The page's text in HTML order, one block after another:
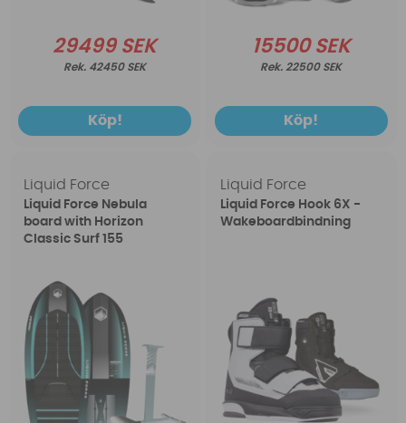
29499 SEK
42450 SEK
Köp!
15500 SEK
22500 SEK
Köp!
Liquid Force
Liquid Force Nebula
board with Horizon
Classic Surf 155
Liquid Force
Liquid Force Hook 6X -
Wakeboardbindning